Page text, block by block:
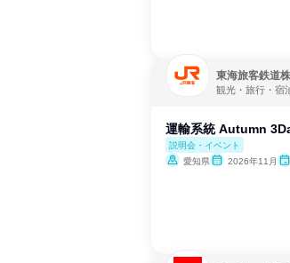
東海旅客鉄道
観光・旅行・宿
運輸系統 Autumn
説明会・イベント
愛知県
2026年11月